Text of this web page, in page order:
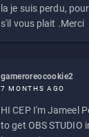
la je suis perdu,
s'il vous plait .Merci
gameroreocookie2
7 MONTHS AGO
HI CEP I'm Jameel
to get OBS STUDIO